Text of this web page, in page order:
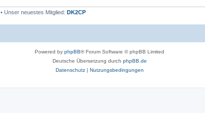
• Unser neuestes Mitglied: DK2CP
Powered by phpBB® Forum Software © phpBB Limited
Deutsche Übersetzung durch phpBB.de
Datenschutz| Nutzungsbedingungen